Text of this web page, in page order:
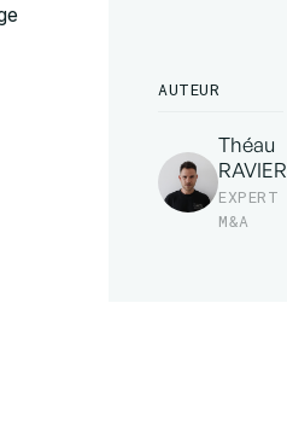
AUTEUR
Théau
RAVIER
EXPERT
M&A